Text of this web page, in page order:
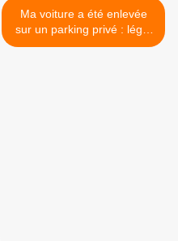
Ma voiture a été enlevée
sur un parking privé : légal
ou pas ? >